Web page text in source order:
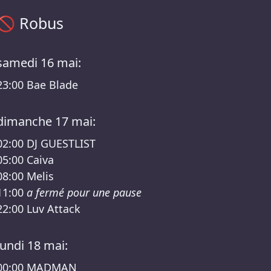
Robus – Hyper Dreams X Future Trance RSO
Robus
16 mai:
Bae Blade
17 mai:
DJ GUESTLIST
Caiva
Melis
a fermé pour une pause
Luv Attack
18 mai:
MADMAN